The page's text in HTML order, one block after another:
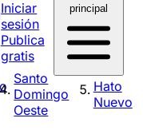
Iniciar
sesión
Publica
gratis
principal
Santo
Domingo
Oeste
Hato
Nuevo